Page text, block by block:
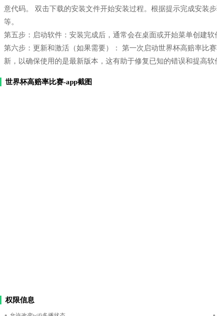
意代码。 双击下载的安装文件开始安装过程。根据提示完成安装
等。
第五步：启动软件：安装完成后，通常会在桌面或开始菜单创建
第六步：更新和激活（如果需要）： 第一次启动世界杯高赔率比
新，以确保使用的是最新版本，这有助于修复已知的错误和提高软
世界杯高赔率比赛-app截图
权限信息